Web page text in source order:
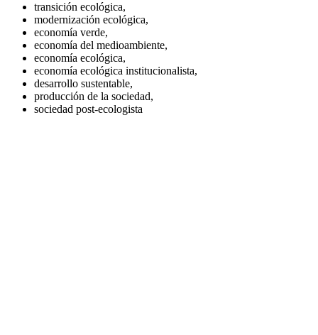
transición ecológica,
modernización ecológica,
economía verde,
economía del medioambiente,
economía ecológica,
economía ecológica institucionalista,
desarrollo sustentable,
producción de la sociedad,
sociedad post-ecologista